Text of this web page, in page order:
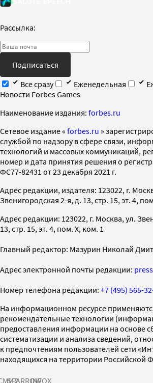
Рассылка:
Подписаться
Все сразу
Еженедельная
Новости Forbes Games
Наименование издания: forbes.ru
Cетевое издание « forbes.ru »
службой по надзору в сфере связи,
технологий и массовых коммуникаций,
номер и дата принятия решения о
ФС77-82431 от 23 декабря 2021 г.
Адрес редакции, издателя: 123022, г.
Звенигородская 2-я, д. 13, стр. 15, эт. 4,
Адрес редакции: 123022, г. Москва, ул.
13, стр. 15, эт. 4, пом. X, ком. 1
Главный редактор: Мазурин Николай
Адрес электронной почты редакции:
Номер телефона редакции: +7 (495) 565-
На информационном ресурсе
рекомендательные технологии
предоставления информации на основе
систематизации и анализа сведений,
к предпочтениям пользователей сети
находящихся на территории Российской
SPARROWINFOX